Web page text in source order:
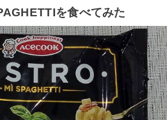
を食べてみた